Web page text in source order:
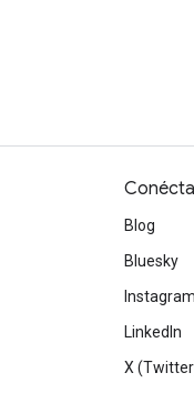
Blog
Bluesky
Instagram
LinkedIn
X